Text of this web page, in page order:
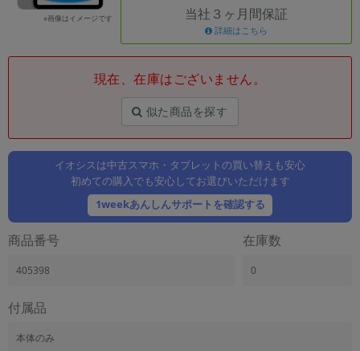
※画像はイメージです 当社３ヶ月間保証
詳細はこちら
現在、在庫はございません。
似た商品を探す
イオシスは中古スマホ・タブレットの買い替えも安心
初めての購入でも安心してお選びいただけます
1weekあんしんサポートを確認する
商品番号
405398
在庫数
0
付属品
本体のみ
人気の検索ワード： Let's note
「スマートフォン」「タブレット」など
メーカー
製造、販売メーカーの絞り込み
機能・特徴
商品の搭載機能による絞り込み
商品状態の絞り込み